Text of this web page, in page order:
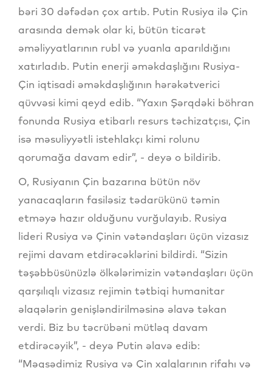
bəri 30 dəfədən çox artıb. Putin Rusiya ilə Çin
arasında demək olar ki, bütün ticarət
əməliyyatlarının rubl və yuanla aparıldığını
xatırladıb. Putin enerji əməkdaşlığını Rusiya-
Çin iqtisadi əməkdaşlığının hərəkətverici
qüvvəsi kimi qeyd edib. “Yaxın Şərqdəki böhran
fonunda Rusiya etibarlı resurs təchizatçısı, Çin
isə məsuliyyətli istehlakçı kimi rolunu
qorumağa davam edir”, - deyə o bildirib.
O, Rusiyanın Çin bazarına bütün növ
yanacaqların fasiləsiz tədarükünü təmin
etməyə hazır olduğunu vurğulayıb. Rusiya
lideri Rusiya və Çinin vətəndaşları üçün vizasız
rejimi davam etdirəcəklərini bildirdi. “Sizin
təşəbbüsünüzlə ölkələrimizin vətəndaşları üçün
qarşılıqlı vizasız rejimin tətbiqi humanitar
əlaqələrin genişləndirilməsinə əlavə təkan
verdi. Biz bu təcrübəni mütləq davam
etdirəcəyik”, - deyə Putin əlavə edib:
“Məqsədimiz Rusiya və Çin xalqlarının rifahı və